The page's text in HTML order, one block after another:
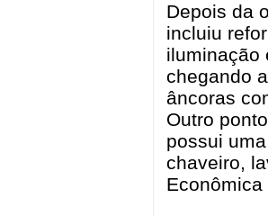
Depois da
incluiu
iluminação
chegando
âncoras
Outro
possui
chaveiro,
Econômica